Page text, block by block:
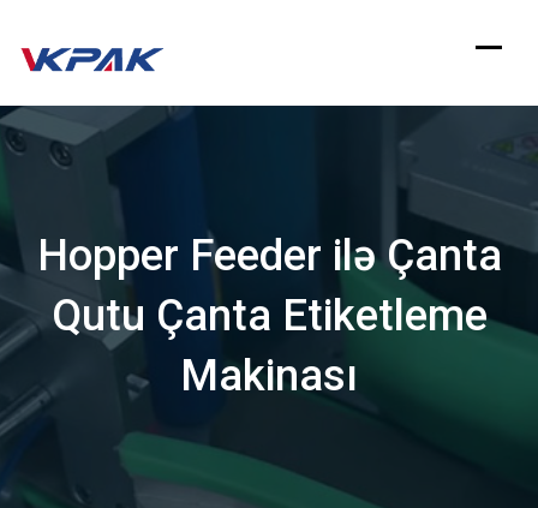
Məzmuna
keçin
Hopper Feeder ilə Çanta
Qutu Çanta Etiketleme
Makinası